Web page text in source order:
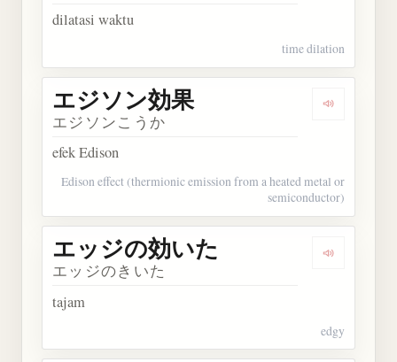
dilatasi waktu
time dilation
Dengarkan
エジソン効果
エジソンこうか
efek Edison
Edison effect (thermionic emission from a heated metal or
semiconductor)
Dengarkan
エッジの効いた
エッジのきいた
tajam
edgy